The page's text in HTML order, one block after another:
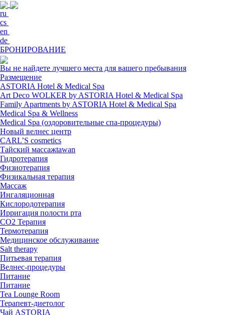
ru
cs
en
de
БРОНИРОВАНИЕ
Вы не найдете лучшего места для вашего пребывания
Размещение
ASTORIA Hotel & Medical Spa
Art Deco WOLKER by ASTORIA Hotel & Medical Spa
Family Apartments by ASTORIA Hotel & Medical Spa
Medical Spa & Wellness
Medical Spa (оздоровительные спа-процедуры)
Новый велнес центр
CARL’S cosmetics
Тайский массажtawan
Гидротерапия
Физиотерапия
Физикальная терапия
Массаж
Ингаляционная
Кислородотерапия
Ирригация полости рта
CO2 Терапия
Термотерапия
Медицинское обслуживание
Salt therapy
Питьевая терапия
Велнес-процедуры
Питание
Питание
Tea Lounge Room
Терапевт-диетолог
Чай ASTORIA